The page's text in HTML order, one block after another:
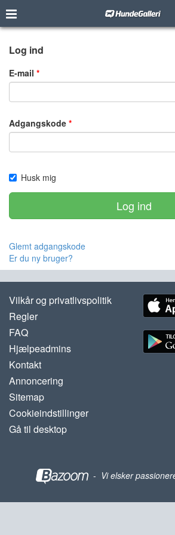
Log ind
E-mail
Adgangskode
Husk mig
Log ind
Glemt adgangskode
Er du ny bruger?
Vilkår og privatlivspolitik
Regler
FAQ
Hjælpeadmins
Kontakt
Annoncering
Sitemap
Cookieindstillinger
Gå til desktop
- Vi elsker